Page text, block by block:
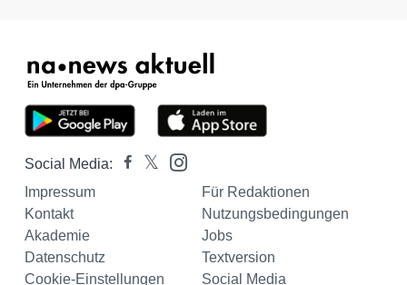
Social Media:
Impressum
Für Redaktionen
Kontakt
Nutzungsbedingungen
Akademie
Jobs
Datenschutz
Textversion
Cookie-Einstellungen
Social Media